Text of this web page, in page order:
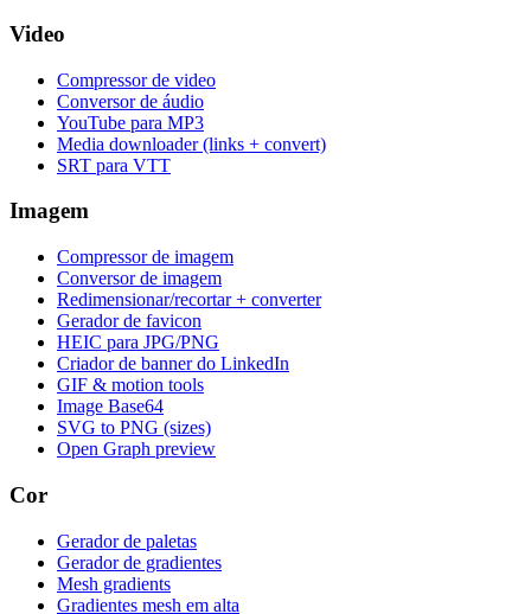
Video
Compressor de video
Conversor de áudio
YouTube para MP3
Media downloader (links + convert)
SRT para VTT
Imagem
Compressor de imagem
Conversor de imagem
Redimensionar/recortar + converter
Gerador de favicon
HEIC para JPG/PNG
Criador de banner do LinkedIn
GIF & motion tools
Image Base64
SVG to PNG (sizes)
Open Graph preview
Cor
Gerador de paletas
Gerador de gradientes
Mesh gradients
Gradientes mesh em alta